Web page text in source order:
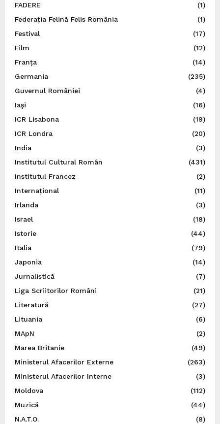
FADERE
(1)
Federația Felină Felis România
(1)
Festival
(17)
Film
(12)
Franța
(14)
Germania
(235)
Guvernul României
(4)
Iaşi
(16)
ICR Lisabona
(19)
ICR Londra
(20)
India
(3)
Institutul Cultural Român
(431)
Institutul Francez
(2)
Internațional
(11)
Irlanda
(3)
Israel
(18)
Istorie
(44)
Italia
(79)
Japonia
(14)
Jurnalistică
(7)
Liga Scriitorilor Români
(21)
Literatură
(27)
Lituania
(6)
MApN
(2)
Marea Britanie
(49)
Ministerul Afacerilor Externe
(263)
Ministerul Afacerilor Interne
(3)
Moldova
(112)
Muzică
(44)
N.A.T.O.
(8)